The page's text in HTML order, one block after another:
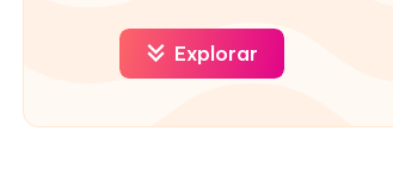
Explorar